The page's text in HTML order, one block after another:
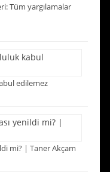
Tüm yargılamalar
edilemez
mi? | Taner Akçam